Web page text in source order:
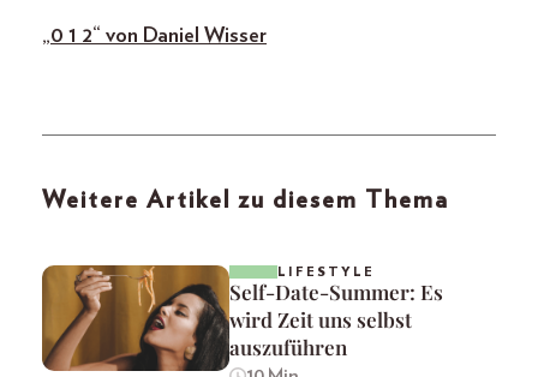
„0 1 2“ von Daniel Wisser
Weitere Artikel zu diesem Thema
LIFESTYLE
Self-Date-Summer: Es
wird Zeit uns selbst
auszuführen